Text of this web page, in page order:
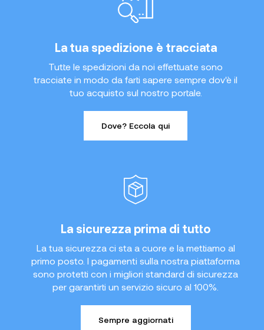
La tua spedizione è tracciata
Tutte le spedizioni da noi effettuate sono
tracciate in modo da farti sapere sempre dov'è il
tuo acquisto sul nostro portale.
Dove? Eccola qui
La sicurezza prima di tutto
La tua sicurezza ci sta a cuore e la mettiamo al
primo posto. I pagamenti sulla nostra piattaforma
sono protetti con i migliori standard di sicurezza
per garantirti un servizio sicuro al 100%.
Sempre aggiornati